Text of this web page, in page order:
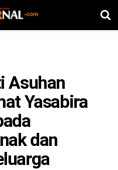
Asuhan
Yasabira
dan